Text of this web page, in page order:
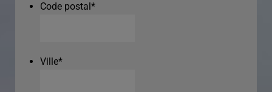
Code postal*
Ville*